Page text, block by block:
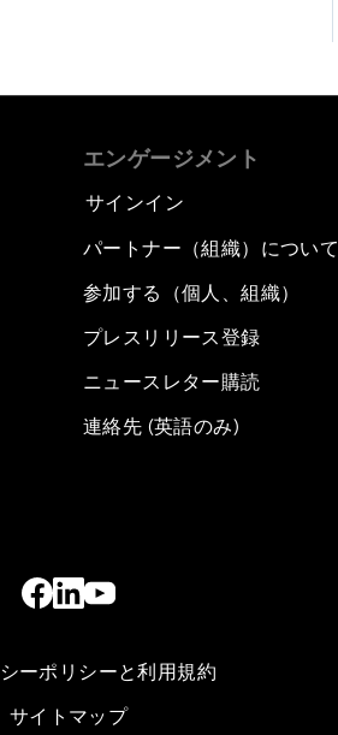
エンゲージメント
サインイン
パートナー（組織）につい
参加する（個人、組織）
プレスリリース登録
ニュースレター購読
連絡先 (英語のみ)
ーポリシーと利用規約
サイトマップ